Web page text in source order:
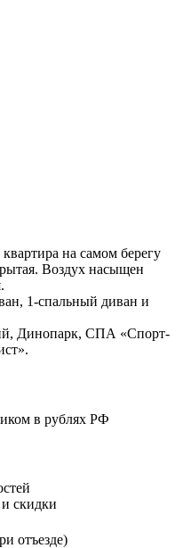
на самом берегу
Воздух насыщен
1-спальный диван и
Динопарк, СПА «Спорт-
в рублях РФ
скидки
отъезде)